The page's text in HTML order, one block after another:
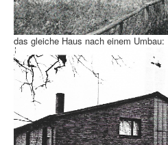
das gleiche Haus nach einem Umbau: